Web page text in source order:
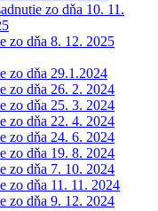
zo dňa 10. 11.
zo dňa 8. 12. 2025
zo dňa 29.1.2024
zo dňa 26. 2. 2024
zo dňa 25. 3. 2024
zo dňa 22. 4. 2024
zo dňa 24. 6. 2024
zo dňa 19. 8. 2024
zo dňa 7. 10. 2024
zo dňa 11. 11. 2024
zo dňa 9. 12. 2024